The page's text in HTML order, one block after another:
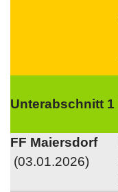
Unterabschnitt 1
FF Maiersdorf
(03.01.2026)